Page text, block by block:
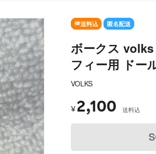
SOLD OUT
送料込 匿名配送
ボークス
フィー用 ドー
VOLKS
¥ 2,100 送料込